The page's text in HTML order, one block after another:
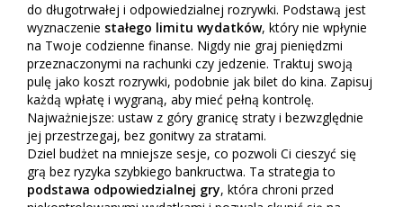
do długotrwałej i odpowiedzialnej rozrywki. Podstawą jest
wyznaczenie stałego limitu wydatków, który nie wpłynie
na Twoje codzienne finanse. Nigdy nie graj pieniędzmi
przeznaczonymi na rachunki czy jedzenie. Traktuj swoją
pulę jako koszt rozrywki, podobnie jak bilet do kina. Zapisuj
każdą wpłatę i wygraną, aby mieć pełną kontrolę.
Najważniejsze: ustaw z góry granicę straty i bezwzględnie
jej przestrzegaj, bez gonitwy za stratami.
Dziel budżet na mniejsze sesje, co pozwoli Ci cieszyć się
grą bez ryzyka szybkiego bankructwa. Ta strategia to
podstawa odpowiedzialnej gry, która chroni przed